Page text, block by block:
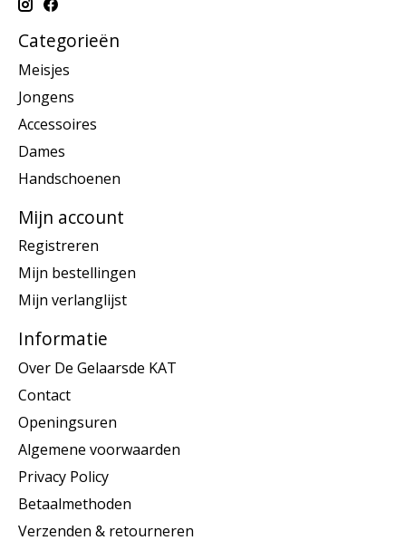
Categorieën
Meisjes
Jongens
Accessoires
Dames
Handschoenen
Mijn account
Registreren
Mijn bestellingen
Mijn verlanglijst
Informatie
Over De Gelaarsde KAT
Contact
Openingsuren
Algemene voorwaarden
Privacy Policy
Betaalmethoden
Verzenden & retourneren